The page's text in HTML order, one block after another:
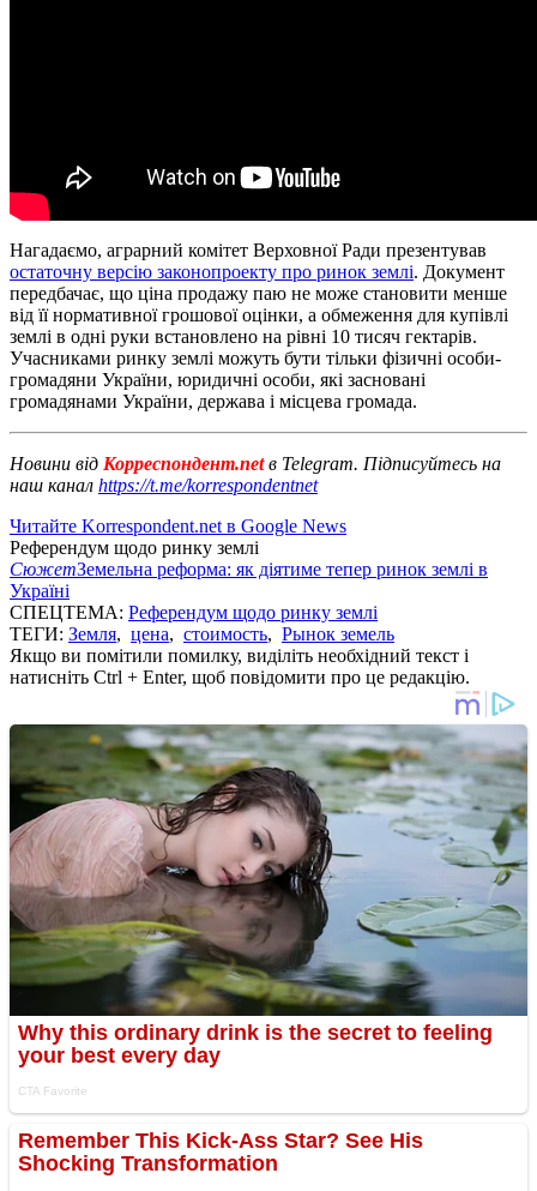
Нагадаємо, аграрний комітет Верховної Ради презентував
остаточну версію законопроекту про ринок землі. Документ
передбачає, що ціна продажу паю не може становити менше
від її нормативної грошової оцінки, а обмеження для купівлі
землі в одні руки встановлено на рівні 10 тисяч гектарів.
Учасниками ринку землі можуть бути тільки фізичні особи-
громадяни України, юридичні особи, які засновані
громадянами України, держава і місцева громада.
Новини від Корреспондент.netв Telegram. Підписуйтесь на
наш канал https://t.me/korrespondentnet
Читайте Korrespondent.net в Google News
Референдум щодо ринку землі
СюжетЗемельна реформа: як діятиме тепер ринок землі в
Україні
СПЕЦТЕМА: Референдум щодо ринку землі
ТЕГИ: Земля, цена, стоимость, Рынок земель
Якщо ви помітили помилку, виділіть необхідний текст і
натисніть Ctrl + Enter, щоб повідомити про це редакцію.